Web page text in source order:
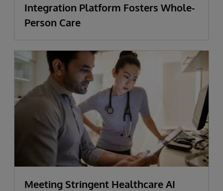
Integration Platform Fosters Whole-
Person Care
Meeting Stringent Healthcare AI